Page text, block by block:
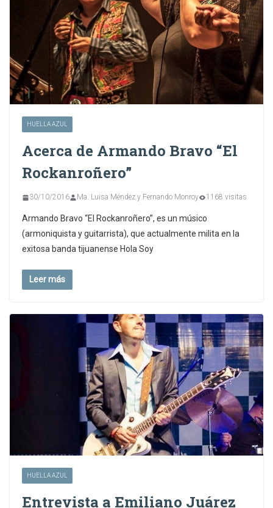
HUELLA AZUL
Acerca de Armando Bravo “El
Rockanroñero”
30/10/2016 Ma. Luisa Méndez y Fernando Monroy 1168 visitas
Armando Bravo “El Rockanroñero”, es un músico
(armoniquista y guitarrista), que actualmente milita en la
exitosa banda tijuanense Hola Soy
Leer más
HUELLA AZUL
Entrevista a Emiliano Juárez